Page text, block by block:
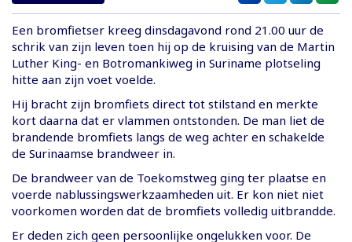
Een bromfietser kreeg dinsdagavond rond 21.00 uur de
schrik van zijn leven toen hij op de kruising van de Martin
Luther King- en Botromankiweg in Suriname plotseling
hitte aan zijn voet voelde.
Hij bracht zijn bromfiets direct tot stilstand en merkte
kort daarna dat er vlammen ontstonden. De man liet de
brandende bromfiets langs de weg achter en schakelde
de Surinaamse brandweer in.
De brandweer van de Toekomstweg ging ter plaatse en
voerde nablussingswerkzaamheden uit. Er kon niet niet
voorkomen worden dat de bromfiets volledig uitbrandde.
Er deden zich geen persoonlijke ongelukken voor. De